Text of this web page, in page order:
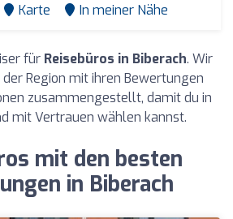
Karte In meiner Nähe
für Reisebüros in Biberach. Wir
Region mit ihren Bewertungen
zusammengestellt, damit du in
mit Vertrauen wählen kannst.
mit den besten
in Biberach